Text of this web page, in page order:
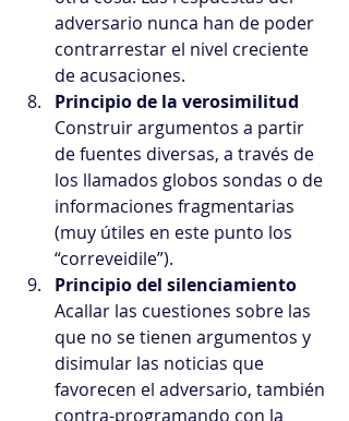
adversario nunca han de poder
contrarrestar el nivel creciente
de acusaciones.
Principio de la verosimilitud
Construir argumentos a partir
de fuentes diversas, a través de
los llamados globos sondas o de
informaciones fragmentarias
(muy útiles en este punto los
“correveidile”).
Principio del silenciamiento
Acallar las cuestiones sobre las
que no se tienen argumentos y
disimular las noticias que
favorecen el adversario, también
contra-programando con la